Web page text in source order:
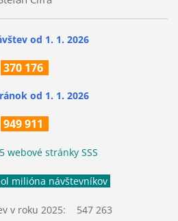
od 1. 1. 2026
370 176
od 1. 1. 2026
949 911
webové stránky SSS
milióna návštevníkov
v roku 2025: 547 263